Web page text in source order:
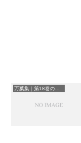
万葉集｜第18巻の和歌一覧